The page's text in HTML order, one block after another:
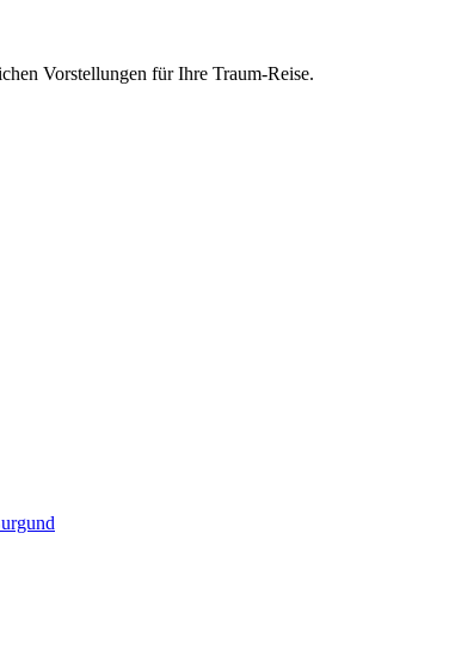
Vorstellungen für Ihre Traum-Reise.